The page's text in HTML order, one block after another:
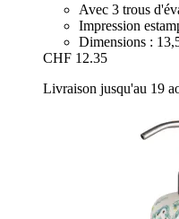
Avec 3 trous
Impression
Dimensions :
CHF 12.35
Livraison jusqu'au 19